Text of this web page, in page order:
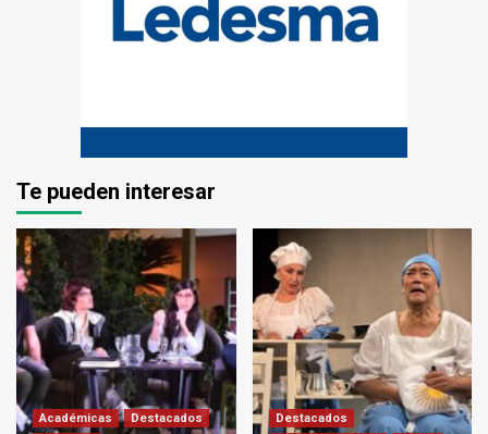
Te pueden interesar
Académicas
Destacados
Destacados